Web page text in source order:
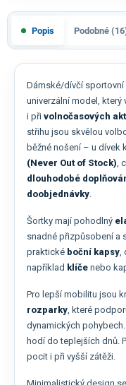
Popis Podobné
Dámské/dívčí sportovní
univerzální model, který
i při volnočasových
střihu jsou skvělou
běžné nošení – u dívek
(Never Out of Stock),
dlouhodobé
doobjednávky.
Šortky mají pohodlný
snadné přizpůsobení a
praktické boční kapsy,
například klíče nebo
Pro lepší mobilitu jsou
rozparky, které
dynamických
hodí do teplejších dnů.
pocit i při vyšší zátěži.